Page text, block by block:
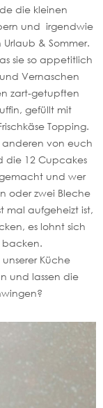
die kleinen
und irgendwie
& Sommer.
sie so appetitlich
Vernaschen
zart-getupften
gefüllt mit
Topping.
von euch
die 12 Cupcakes
und wer
oder zwei Bleche
mal aufgeheizt ist,
es lohnt sich
backen.
Küche
und lassen die